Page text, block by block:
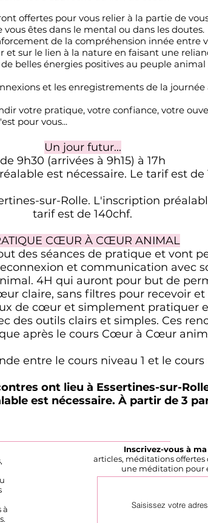
offertes pour vous relier à la partie de
êtes dans le mental ou dans les doutes.
de la compréhension innée entre
sur le lien à la nature en faisant une
belles énergies positives au peuple
et les enregistrements de la
votre pratique, votre confiance, votre
pour vous...
Un jour futur...
de 9h30 (arrivées à 9h15) à 17h
est nécessaire. Le tarif est de
sur-Rolle. L'inscription
tarif est de 140chf.
CŒUR À CŒUR ANIMAL
des séances de pratique et vont
et communication avec
4H qui auront pour but de
claire, sans filtres pour recevoir et
de cœur et simplement pratiquer
des outils clairs et simples. Ces
après le cours Cœur à Cœur
entre le cours niveau 1 et le cours
ont lieu à Essertines-sur-
est nécessaire. À partir de 3
à
Inscrivez-vous à
articles, méditations offertes
une méditation pour